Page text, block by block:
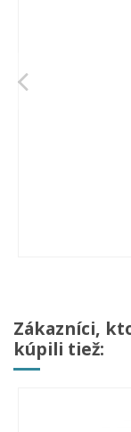
Zákazníci,
kúpili tiež: